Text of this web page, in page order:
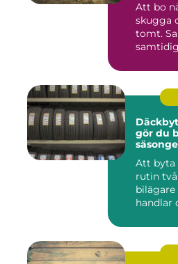
Att bo
skugga
tomt.
gör du
Att byta
rutin
bilägare
handlar